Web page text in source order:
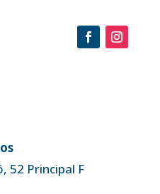
52 Principal F